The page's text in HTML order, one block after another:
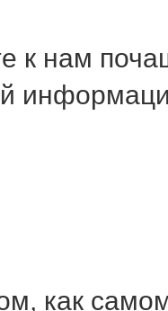
к нам
как